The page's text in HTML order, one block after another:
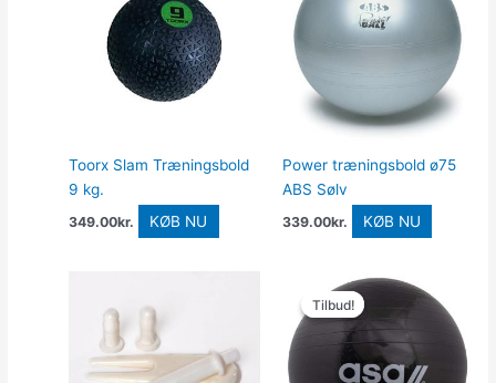
Toorx Slam Træningsbold
9 kg.
349.00kr. KØB NU
Power træningsbold ø75
ABS Sølv
339.00kr. KØB NU
Tilbud!
Tilbud!
Den
oprindelige
pris
var:
179.00kr..
aktuelle
pris
139.00kr..